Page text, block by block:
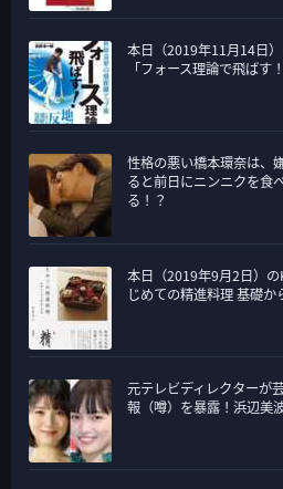
本日（2019年11月14日
「フォース理論で飛ばす
性格の悪い橋本環奈は、
ると前日にニンニクを食
る！？
本日（2019年9月2日）
じめての精進料理 基礎
元テレビディレクターが
報（噂）を暴露！浜辺美